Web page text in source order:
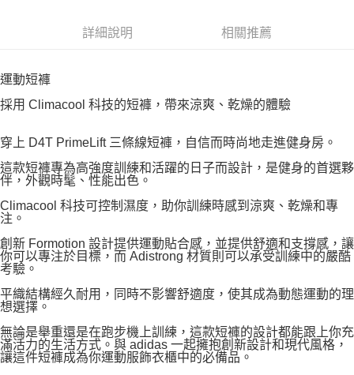
詳細說明 相關推薦
運動短褲
採用 Climacool 科技的短褲，帶來涼爽、乾燥的體驗
穿上 D4T PrimeLift 三條線短褲，自信而時尚地走進健身房。
這款短褲專為高強度訓練和活躍的日子而設計，是健身的首選夥
伴，外觀時髦、性能出色。
Climacool 科技可控制濕度，助你訓練時感到涼爽、乾燥和專
注。
創新 Formotion 設計提供運動貼合感，並提供舒適和支撐感，讓
你可以專注於目標，而 Adistrong 材質則可以承受訓練中的嚴酷
考驗。
平織結構經久耐用，同時不影響舒適度，使其成為動態運動的理
想選擇。
無論是舉重還是在跑步機上訓練，這款短褲的設計都能跟上你充
滿活力的生活方式。與 adidas 一起擁抱創新設計和現代風格，
讓這件短褲成為你運動服飾衣櫃中的必備品。